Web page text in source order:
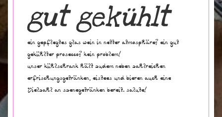
gut gekühlt
ein gepflegtes glas wein in netter atmosphäre? ein gut
gekühlter prosecco? kein problem!
unser kühlschrank hält zudem neben zahlreichen
erfrischungsgetränken, eistees und bieren auch eine
Vielzahl an szenegetränken bereit. salute!